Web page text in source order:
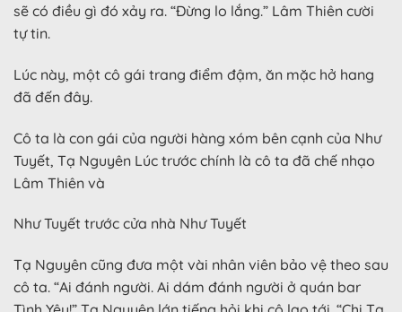
sẽ có điều gì đó xảy ra. “Đừng lo lắng.” Lâm Thiên cười
tự tin.
Lúc này, một cô gái trang điểm đậm, ăn mặc hở hang
đã đến đây.
Cô ta là con gái của người hàng xóm bên cạnh của Như
Tuyết, Tạ Nguyên Lúc trước chính là cô ta đã chế nhạo
Lâm Thiên và
Như Tuyết trước cửa nhà Như Tuyết
Tạ Nguyên cũng đưa một vài nhân viên bảo vệ theo sau
cô ta. “Ai đánh người. Ai dám đánh người ở quán bar